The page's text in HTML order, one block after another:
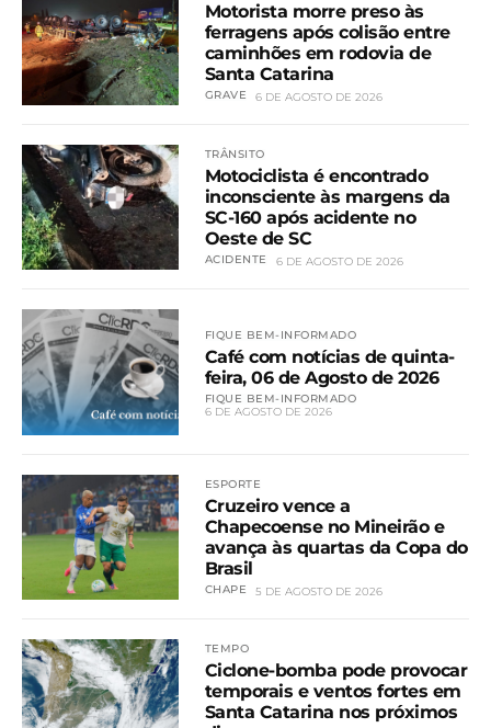
Motorista morre preso às
ferragens após colisão entre
caminhões em rodovia de
Santa Catarina
GRAVE 6 DE AGOSTO DE 2026
TRÂNSITO
Motociclista é encontrado
inconsciente às margens da
SC-160 após acidente no
Oeste de SC
ACIDENTE 6 DE AGOSTO DE 2026
FIQUE BEM-INFORMADO
Café com notícias de quinta-
feira, 06 de Agosto de 2026
FIQUE BEM-INFORMADO
6 DE AGOSTO DE 2026
ESPORTE
Cruzeiro vence a
Chapecoense no Mineirão e
avança às quartas da Copa do
Brasil
CHAPE 5 DE AGOSTO DE 2026
TEMPO
Ciclone-bomba pode provocar
temporais e ventos fortes em
Santa Catarina nos próximos